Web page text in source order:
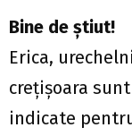
Bine de ştiut!
Erica,
creţişoara
indicate